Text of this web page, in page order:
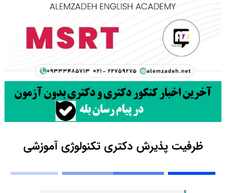
ظرفیت پذیرش دکتری تکنولوژی آموزشی